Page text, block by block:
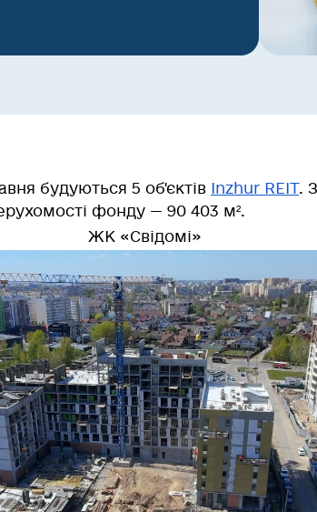
будуються 5 об'єктів Inzhur REIT.
фонду — 90 403 м².
ЖК «Свідомі»